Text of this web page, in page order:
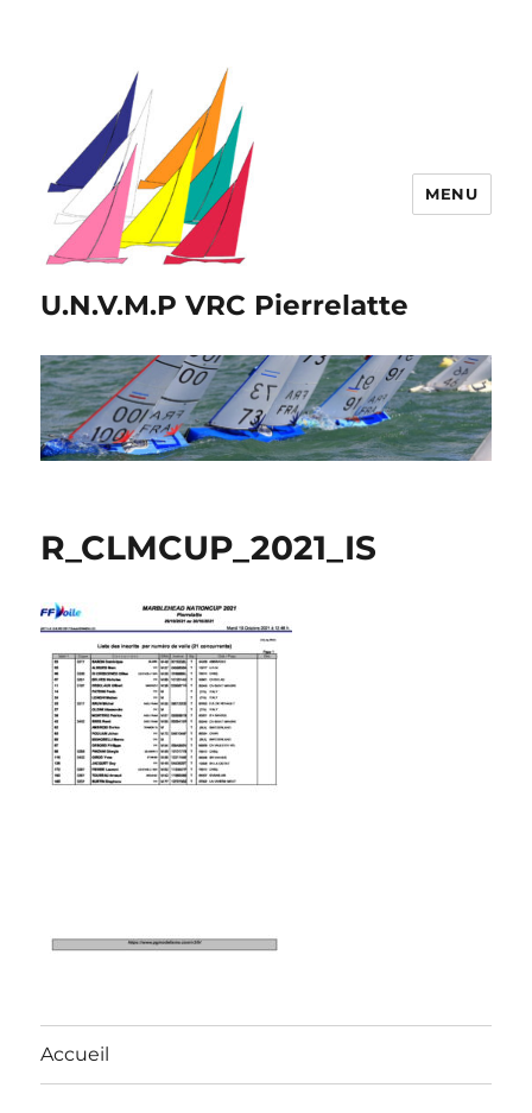
U.N.V.M.P VRC Pierrelatte
MENU
R_CLMCUP_2021_IS
Accueil